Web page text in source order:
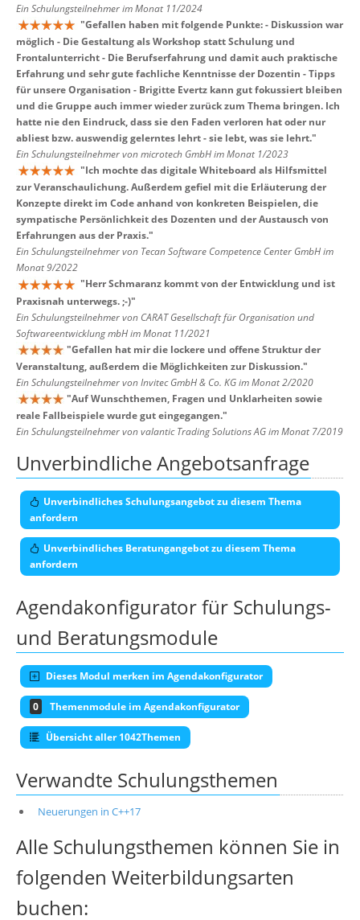
Ein Schulungsteilnehmer im Monat 11/2024
"Gefallen haben mit folgende Punkte: - Diskussion war
möglich - Die Gestaltung als Workshop statt Schulung und
Frontalunterricht - Die Berufserfahrung und damit auch praktische
Erfahrung und sehr gute fachliche Kenntnisse der Dozentin - Tipps
für unsere Organisation - Brigitte Evertz kann gut fokussiert bleiben
und die Gruppe auch immer wieder zurück zum Thema bringen. Ich
hatte nie den Eindruck, dass sie den Faden verloren hat oder nur
abliest bzw. auswendig gelerntes lehrt - sie lebt, was sie lehrt."
Ein Schulungsteilnehmer von microtech GmbH im Monat 1/2023
"Ich mochte das digitale Whiteboard als Hilfsmittel
zur Veranschaulichung. Außerdem gefiel mit die Erläuterung der
Konzepte direkt im Code anhand von konkreten Beispielen, die
sympatische Persönlichkeit des Dozenten und der Austausch von
Erfahrungen aus der Praxis."
Ein Schulungsteilnehmer von Tecan Software Competence Center GmbH im
Monat 9/2022
"Herr Schmaranz kommt von der Entwicklung und ist
Praxisnah unterwegs. ;-)"
Ein Schulungsteilnehmer von CARAT Gesellschaft für Organisation und
Softwareentwicklung mbH im Monat 11/2021
"Gefallen hat mir die lockere und offene Struktur der
Veranstaltung, außerdem die Möglichkeiten zur Diskussion."
Ein Schulungsteilnehmer von Invitec GmbH & Co. KG im Monat 2/2020
"Auf Wunschthemen, Fragen und Unklarheiten sowie
reale Fallbeispiele wurde gut eingegangen."
Ein Schulungsteilnehmer von valantic Trading Solutions AG im Monat 7/2019
Unverbindliche Angebotsanfrage
Unverbindliches Schulungsangebot zu diesem Thema
anfordern
Unverbindliches Beratungangebot zu diesem Thema
anfordern
Agendakonfigurator für Schulungs-
und Beratungsmodule
Dieses Modul merken im Agendakonfigurator
0 Themenmodule im Agendakonfigurator
Übersicht aller 1042Themen
Verwandte Schulungsthemen
Neuerungen in C++17
Alle Schulungsthemen können Sie in
folgenden Weiterbildungsarten
buchen: